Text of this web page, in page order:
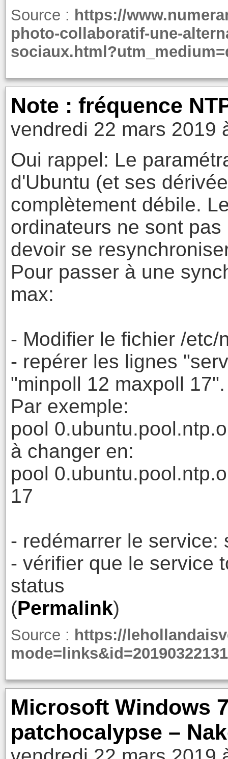
Source : https://
photo-collaboratif-une-
Note : fréquence
vendredi 22 mars 2019
Oui rappel: Le
d'Ubuntu (et ses
complètement débile.
ordinateurs ne sont
devoir se
Pour passer à une
max:
- Modifier le fichier /etc/
- repérer les lignes
"minpoll 12 maxpoll 17".
Par exemple:
pool
à changer en:
pool
17
- redémarrer le
- vérifier que le service
status
(Permalink)
Source : https://
Microsoft Windows
patchocalypse –